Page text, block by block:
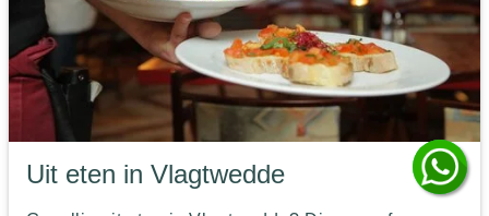
Uit eten in Vlagtwedde